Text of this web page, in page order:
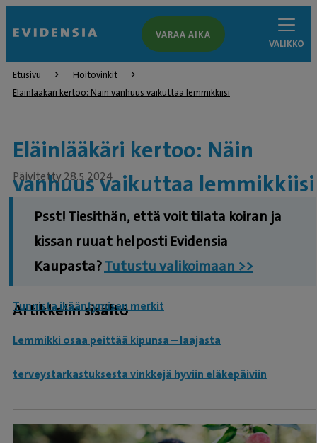
VARAA AIKA
VALIKKO
Etusivu
Hoitovinkit
Eläinlääkäri kertoo: Näin vanhuus vaikuttaa lemmikkiisi
Eläinlääkäri kertoo: Näin
vanhuus vaikuttaa lemmikkiisi
Päivitetty 28.5.2024
Psst! Tiesithän, että voit tilata koiran ja
kissan ruuat helposti Evidensia
Kaupasta?Tutustu valikoimaan >>
Artikkelin sisältö
Tunnista ikääntymisen merkit
Lemmikki osaa peittää kipunsa – laajasta
terveystarkastuksesta vinkkejä hyviin eläkepäiviin